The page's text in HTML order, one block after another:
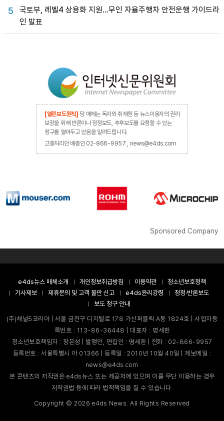
5
국토부, 레벨4 상용화 지원…무인 자율주행차 안전운행 가이드라
인 발표
[열린보도원칙] 당 매체는 독자와 취재원 등 뉴스이용자의 권리
보장을 위해 반론이나 정정보도, 추후보도를 요청할 수 있는
창구를 열어두고 있음을 알려드립니다.
고충처리인 배종인 02-866-9957 , news@e4ds.com
Sponsored Company
e4ds뉴스 매체소개 개인정보취급방침 이용약관
청소년보호정책
기사제보
제휴문의 및 고객 불만 신고 e4ds윤리강령
정정·반론보도
보도 청구 안내
(주)채널5코리아 | 서울 금천구 디지털로 178 가산퍼블릭 A동 1824호 | 사업자등
록번호 : 113-86-36448 | 대표자 : 명세환
청소년보호책임자 : 장은성 | 발행인, 편집인 : 명세환 | 전화 : 02-866-9957
등록번호 : 서울특별시 아 01366 | 등록일 : 2010년 10월 40일 | 제보메일 :
news@e4ds.com
본 콘텐츠의 저작권은 e4ds뉴스 또는 제공처에 있으며 이를 무단 이용하는 경우
저작권법 등에 따라 법적책임을 질 수 있습니다.
Copyright ©2026 e4ds News. All Rights Reserved